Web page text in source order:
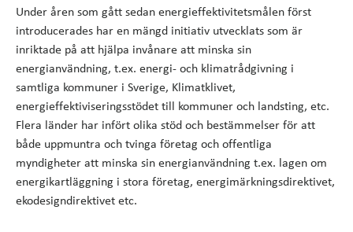
Under åren som gått sedan energieffektivitetsmålen först
introducerades har en mängd initiativ utvecklats som är
inriktade på att hjälpa invånare att minska sin
energianvändning, t.ex. energi- och klimatrådgivning i
samtliga kommuner i Sverige, Klimatklivet,
energieffektiviseringsstödet till kommuner och landsting, etc.
Flera länder har infört olika stöd och bestämmelser för att
både uppmuntra och tvinga företag och offentliga
myndigheter att minska sin energianvändning t.ex. lagen om
energikartläggning i stora företag, energimärkningsdirektivet,
ekodesigndirektivet etc.